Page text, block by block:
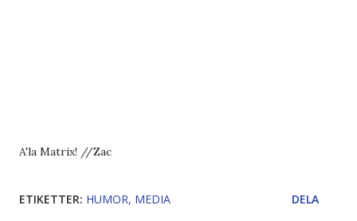
A'la Matrix! //Zac
ETIKETTER: HUMOR MEDIA DELA